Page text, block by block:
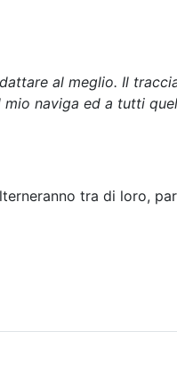
al meglio. Il
naviga ed a tutti
tra di loro,